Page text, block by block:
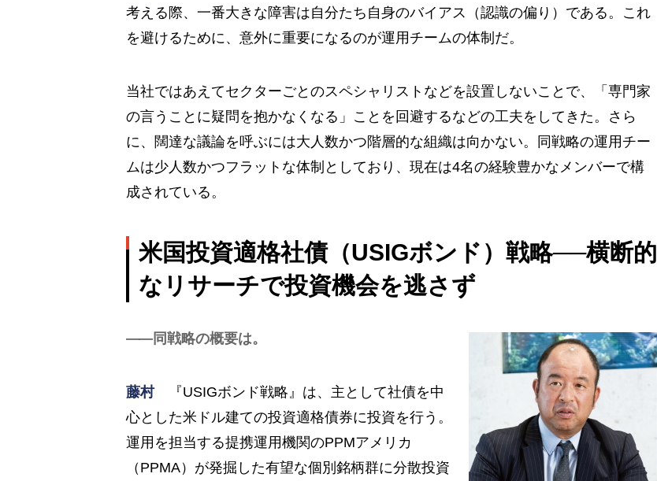
考える際、一番大きな障害は自分たち自身のバイアス（認識の偏り）である。これ
を避けるために、意外に重要になるのが運用チームの体制だ。
当社ではあえてセクターごとのスペシャリストなどを設置しないことで、「専門家
の言うことに疑問を抱かなくなる」ことを回避するなどの工夫をしてきた。さら
に、闊達な議論を呼ぶには大人数かつ階層的な組織は向かない。同戦略の運用チー
ムは少人数かつフラットな体制としており、現在は4名の経験豊かなメンバーで構
成されている。
米国投資適格社債（USIGボンド）戦略──横断的
なリサーチで投資機会を逃さず
同戦略の概要は。
藤村『USIGボンド戦略』は、主として社債を中
心とした米ドル建ての投資適格債券に投資を行う。
運用を担当する提携運用機関のPPMアメリカ
（PPMA）が発掘した有望な個別銘柄群に分散投資